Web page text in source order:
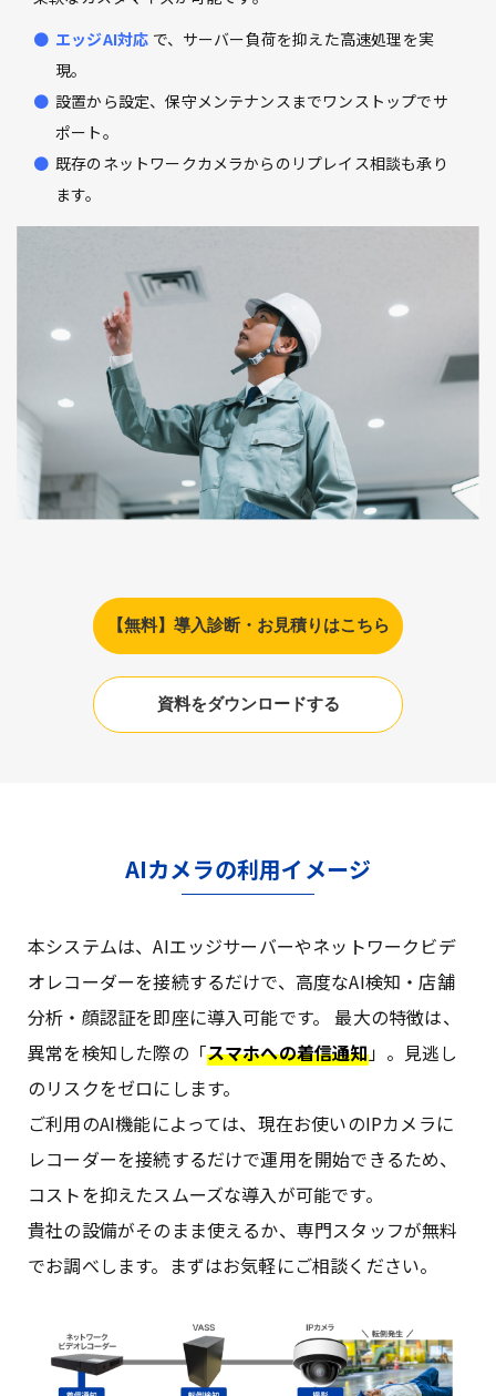
エッジAI対応 で、サーバー負荷を抑えた高速処理を実
現。
設置から設定、保守メンテナンスまでワンストップでサ
ポート。
既存のネットワークカメラからのリプレイス相談も承り
ます。
【無料】導入診断・お見積りはこちら
資料をダウンロードする
AIカメラの利用イメージ
本システムは、AIエッジサーバーやネットワークビデ
オレコーダーを接続するだけで、高度なAI検知・店舗
分析・顔認証を即座に導入可能です。 最大の特徴は、
異常を検知した際の「スマホへの着信通知」。見逃し
のリスクをゼロにします。
ご利用のAI機能によっては、現在お使いのIPカメラに
レコーダーを接続するだけで運用を開始できるため、
コストを抑えたスムーズな導入が可能です。
貴社の設備がそのまま使えるか、専門スタッフが無料
でお調べします。まずはお気軽にご相談ください。